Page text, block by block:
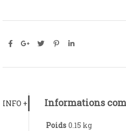
INFO + Informations
Poids 0.15 kg